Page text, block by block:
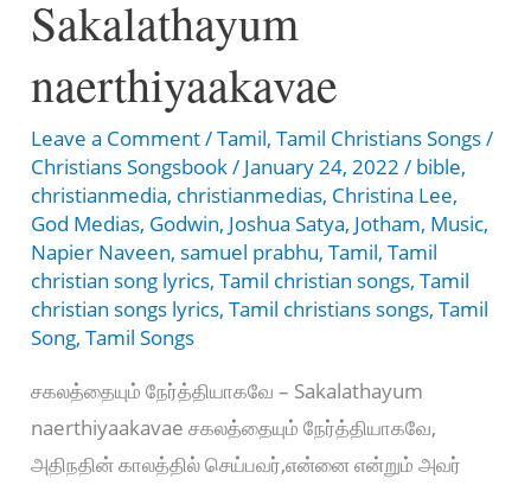
Sakalathayum
naerthiyaakavae
Leave a Comment/Tamil,Tamil Christians Songs/
Christians Songsbook/ January 24, 2022/ bible,
christianmedia, christianmedias, Christina Lee,
God Medias, Godwin, Joshua Satya, Jotham, Music,
Napier Naveen, samuel prabhu,Tamil,Tamil
christian song lyrics,Tamil christian songs,Tamil
christian songs lyrics,Tamil christians songs,Tamil
Song,Tamil Songs
சகலத்தையும் நேர்த்தியாகவே – Sakalathayum
naerthiyaakavae சகலத்தையும் நேர்த்தியாகவே,
அதிநதின் காலத்தில் செய்பவர்,என்னை என்றும் அவர்